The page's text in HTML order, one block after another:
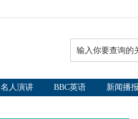
名人演讲 BBC英语 新闻播报